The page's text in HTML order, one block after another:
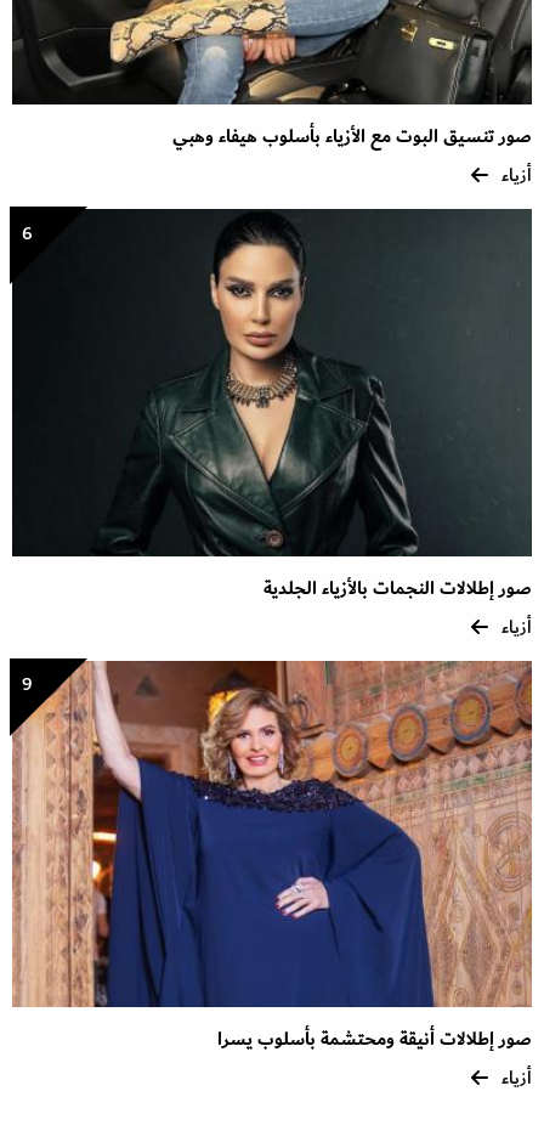
صور تنسيق البوت مع الأزياء بأسلوب هيفاء وهبي
أزياء
6
صور إطلالات النجمات بالأزياء الجلدية
أزياء
9
صور إطلالات أنيقة ومحتشمة بأسلوب يسرا
أزياء